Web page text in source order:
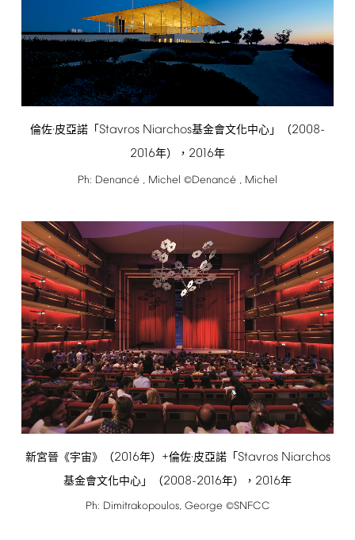
倫佐·皮亞諾「 Stavros Niarchos基金會文化中心」（2008-
2016年）， 2016年
Ph: Denancé , Michel ©Denancé , Michel
新宮晉《宇宙》（2016年） +倫佐·皮亞諾「 Stavros Niarchos
基金會文化中心」（2008-2016年）， 2016年
Ph: Dimitrakopoulos, George©SNFCC